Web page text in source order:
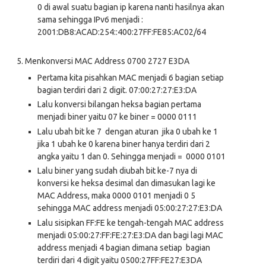
0 di awal suatu bagian ip karena nanti hasilnya akan
sama sehingga IPv6 menjadi :
2001:DB8:ACAD:254::400:27FF:FE85:AC02/64
5. Menkonversi MAC Address 0700 2727 E3DA
Pertama kita pisahkan MAC menjadi 6 bagian setiap
bagian terdiri dari 2 digit. 07:00:27:27:E3:DA
Lalu konversi bilangan heksa bagian pertama
menjadi biner yaitu 07 ke biner = 0000 0111
Lalu ubah bit ke 7 dengan aturan jika 0 ubah ke 1
jika 1 ubah ke 0 karena biner hanya terdiri dari 2
angka yaitu 1 dan 0. Sehingga menjadi = 0000 0101
Lalu biner yang sudah diubah bit ke-7 nya di
konversi ke heksa desimal dan dimasukan lagi ke
MAC Address, maka 0000 0101 menjadi 0 5
sehingga MAC address menjadi 05:00:27:27:E3:DA
Lalu sisipkan FF:FE ke tengah-tengah MAC address
menjadi 05:00:27:FF:FE:27:E3:DA dan bagi lagi MAC
address menjadi 4 bagian dimana setiap bagian
terdiri dari 4 digit yaitu 0500:27FF:FE27:E3DA